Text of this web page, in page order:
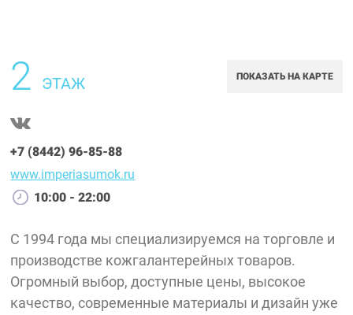
2 ЭТАЖ ПОКАЗАТЬ НА КАРТЕ
+7 (8442) 96-85-88
www.imperiasumok.ru
10:00 - 22:00
С 1994 года мы специализируемся на торговле и
производстве кожгалантерейных товаров.
Огромный выбор, доступные цены, высокое
качество, современные материалы и дизайн уже